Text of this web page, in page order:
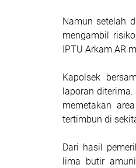
Namun setelah
mengambil
IPTU Arkam AR
Kapolsek
laporan
memetakan
tertimbun di
Dari hasil
lima butir